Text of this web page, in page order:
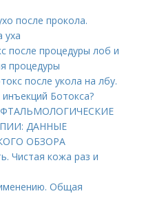
после прокола.
уха
после процедуры лоб и
процедуры
после укола на лбу.
Ботокса?
ДАННЫЕ
ОБЗОРА
Чистая кожа раз и
Общая